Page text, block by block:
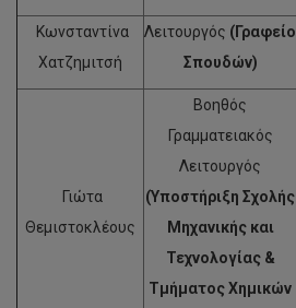
Κωνσταντίνα
Χατζημιτσή
Λειτουργός (Γραφείο
Σπουδών)
Γιώτα
Θεμιστοκλέους
Βοηθός
Γραμματειακός
Λειτουργός
(Υποστήριξη Σχολής
Μηχανικής και
Τεχνολογίας &
Τμήματος Χημικών